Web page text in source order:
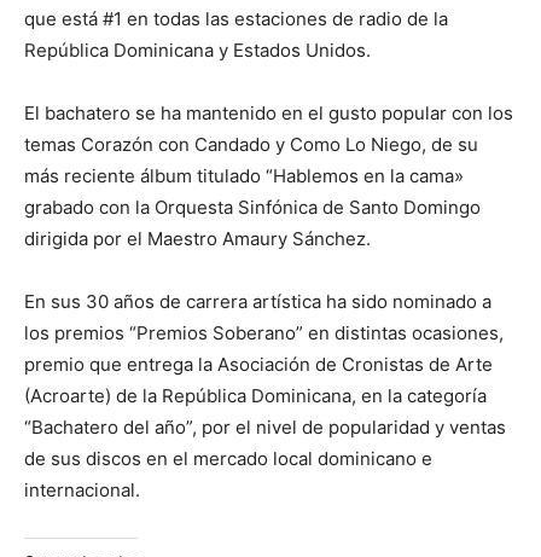
que está #1 en todas las estaciones de radio de la
República Dominicana y Estados Unidos.
El bachatero se ha mantenido en el gusto popular con los
temas Corazón con Candado y Como Lo Niego, de su
más reciente álbum titulado “Hablemos en la cama»
grabado con la Orquesta Sinfónica de Santo Domingo
dirigida por el Maestro Amaury Sánchez.
En sus 30 años de carrera artística ha sido nominado a
los premios “Premios Soberano” en distintas ocasiones,
premio que entrega la Asociación de Cronistas de Arte
(Acroarte) de la República Dominicana, en la categoría
“Bachatero del año”, por el nivel de popularidad y ventas
de sus discos en el mercado local dominicano e
internacional.